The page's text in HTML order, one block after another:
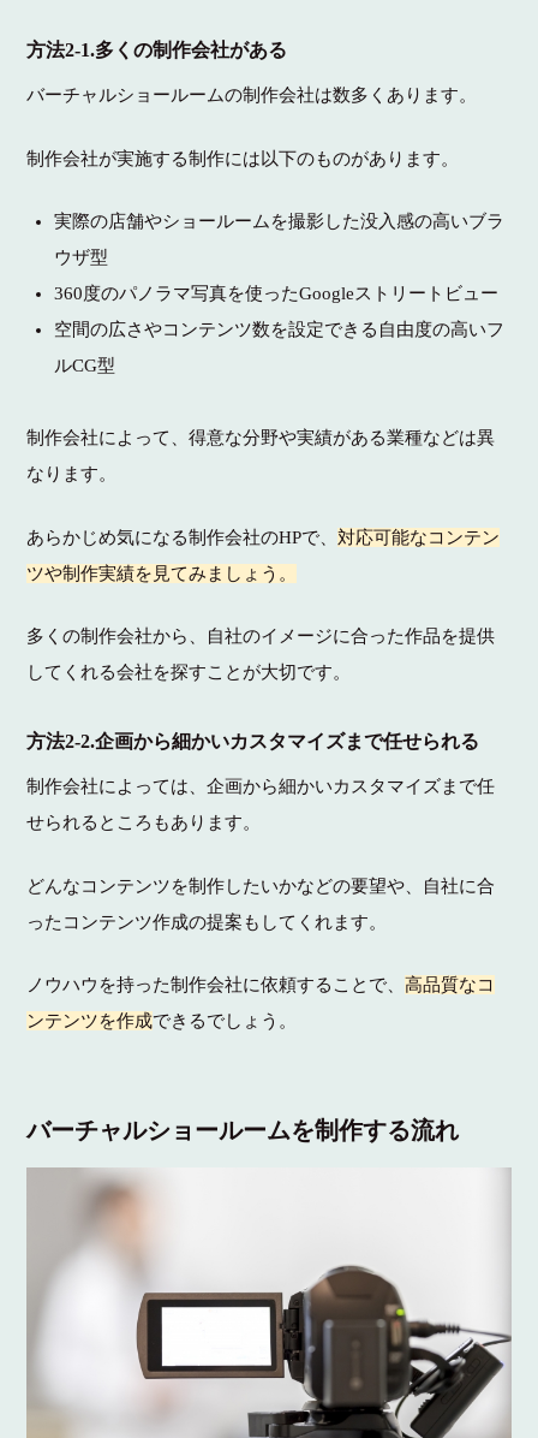
方法2-1.多くの制作会社がある
バーチャルショールームの制作会社は数多くあります。
制作会社が実施する制作には以下のものがあります。
実際の店舗やショールームを撮影した没入感の高いブラ
ウザ型
360度のパノラマ写真を使ったGoogleストリートビュー
空間の広さやコンテンツ数を設定できる自由度の高いフ
ルCG型
制作会社によって、得意な分野や実績がある業種などは異
なります。
あらかじめ気になる制作会社のHPで、対応可能なコンテン
ツや制作実績を見てみましょう。
多くの制作会社から、自社のイメージに合った作品を提供
してくれる会社を探すことが大切です。
方法2-2.企画から細かいカスタマイズまで任せられる
制作会社によっては、企画から細かいカスタマイズまで任
せられるところもあります。
どんなコンテンツを制作したいかなどの要望や、自社に合
ったコンテンツ作成の提案もしてくれます。
ノウハウを持った制作会社に依頼することで、高品質なコ
ンテンツを作成できるでしょう。
バーチャルショールームを制作する流れ